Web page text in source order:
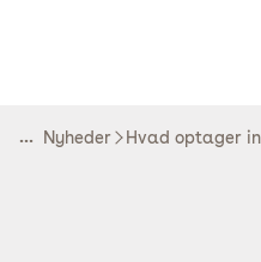
... Nyheder Hvad optager